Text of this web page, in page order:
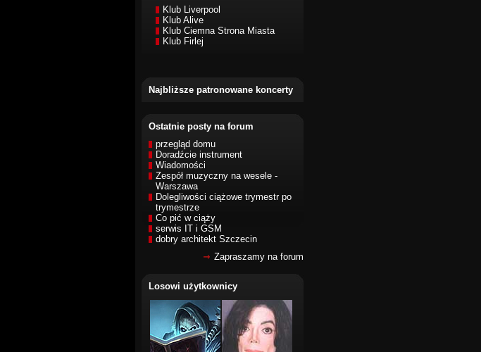
Klub Liverpool
Klub Alive
Klub Ciemna Strona Miasta
Klub Firlej
Najbliższe patronowane koncerty
Ostatnie posty na forum
przegląd domu
Doradźcie instrument
Wiadomości
Zespół muzyczny na wesele -
Warszawa
Dolegliwości ciążowe trymestr po
trymestrze
Co pić w ciąży
serwis IT i GSM
dobry architekt Szczecin
Zapraszamy na forum
Losowi użytkownicy